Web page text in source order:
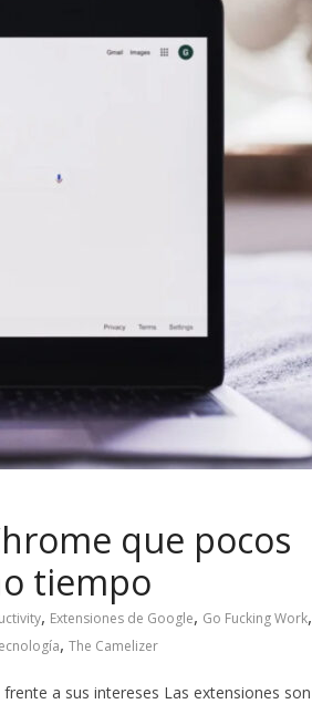
que pocos
tiempo
, Extensiones de Google, Go Fucking Work,
, The Camelizer
a sus intereses Las extensiones son